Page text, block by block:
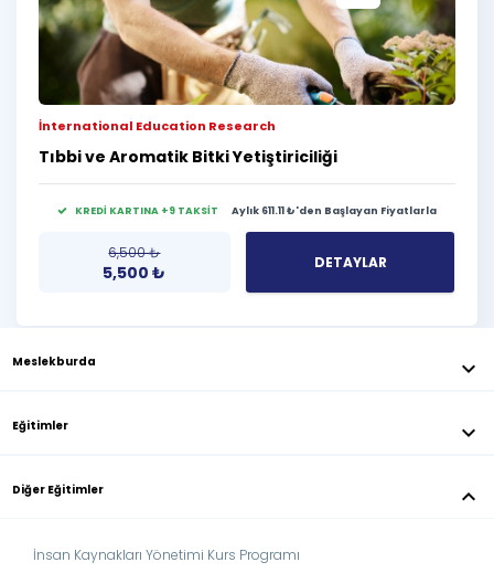
İnternational Education Research
Tıbbi ve Aromatik Bitki Yetiştiriciliği
KREDİ KARTINA +9 TAKSİT Aylık 611.11 ₺'den Başlayan Fiyatlarla
6,500₺
5,500₺ DETAYLAR
Meslekburda keyboard_arrow_down
Eğitimler keyboard_arrow_down
Diğer Eğitimler keyboard_arrow_down
İnsan Kaynakları Yönetimi Kurs Programı